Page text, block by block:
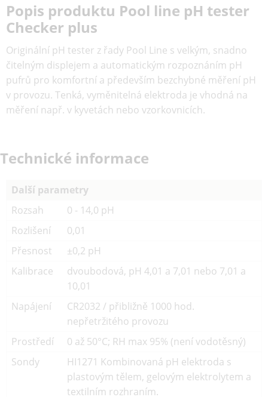
Popis produktu Pool line pH tester
Checker plus
Originální pH tester z řady Pool Line s velkým, snadno
čitelným displejem a automatickým rozpoznáním pH
pufrů pro komfortní a především bezchybné měření pH
v provozu. Tenká, vyměnitelná elektroda je vhodná na
měření např. v kyvetách nebo vzorkovnicích.
Technické informace
Další parametry
Rozsah
0 - 14,0 pH
Rozlišení
0,01
Přesnost
±0,2 pH
Kalibrace
dvoubodová, pH 4,01 a 7,01 nebo 7,01 a
10,01
Napájení
CR2032 / přibližně 1000 hod.
nepřetržitého provozu
Prostředí
0 až 50°C; RH max 95% (není vodotěsný)
Sondy
HI1271 Kombinovaná pH elektroda s
plastovým tělem, gelovým elektrolytem a
textilním rozhraním.